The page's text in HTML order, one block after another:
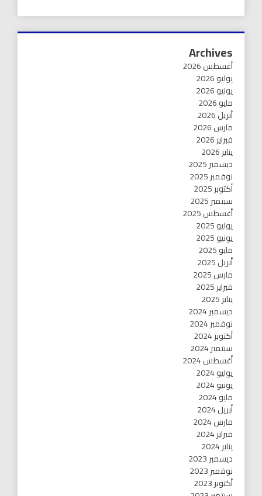
Archives
أغسطس 2026
يوليو 2026
يونيو 2026
مايو 2026
أبريل 2026
مارس 2026
فبراير 2026
يناير 2026
ديسمبر 2025
نوفمبر 2025
أكتوبر 2025
سبتمبر 2025
أغسطس 2025
يوليو 2025
يونيو 2025
مايو 2025
أبريل 2025
مارس 2025
فبراير 2025
يناير 2025
ديسمبر 2024
نوفمبر 2024
أكتوبر 2024
سبتمبر 2024
أغسطس 2024
يوليو 2024
يونيو 2024
مايو 2024
أبريل 2024
مارس 2024
فبراير 2024
يناير 2024
ديسمبر 2023
نوفمبر 2023
أكتوبر 2023